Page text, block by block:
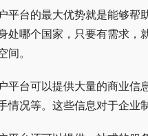
平台的最大优势就是能够
处哪个国家，只要有需求，
间。
平台可以提供大量的商业信
情况等。这些信息对于企业